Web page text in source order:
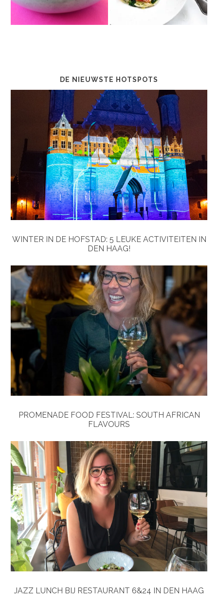
DE NIEUWSTE HOTSPOTS
WINTER IN DE HOFSTAD: 5 LEUKE ACTIVITEITEN IN
DEN HAAG!
PROMENADE FOOD FESTIVAL: SOUTH AFRICAN
FLAVOURS
JAZZ LUNCH BIJ RESTAURANT 6&24 IN DEN HAAG